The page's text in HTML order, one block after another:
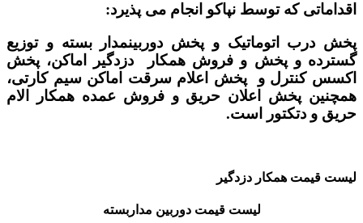
اقداماتی که توسط نپاکو انجام می پذیرد:
پخش درب اتوماتیک و پخش دوربینمدار بسته و توزیع
گسترده و پخش و فروش همکار دزدگیر اماکن، پخش
اکسس کنترل و پخش اعلام سرقت اماکن سیم کارتی،
همچنین پخش اعلان حریق و فروش عمده همکار الام
حریق و دتکتور است.
لیست قیمت همکار دزدگیر
لیست قیمت دوربین مداربسته